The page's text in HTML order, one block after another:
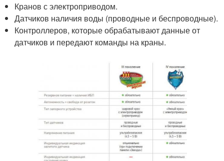
Кранов с электроприводом.
Датчиков наличия воды (проводные и беспроводные).
Контроллеров, которые обрабатывают данные от
датчиков и передают команды на краны.